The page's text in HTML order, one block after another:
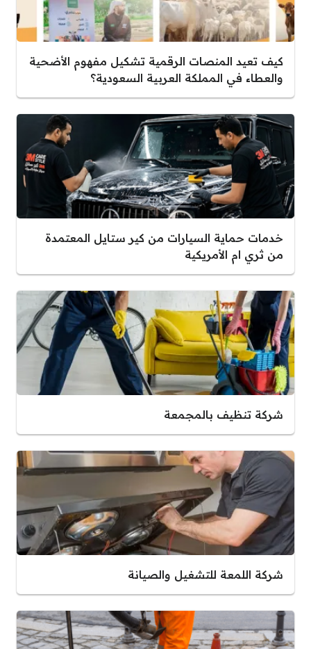
كيف تعيد المنصات الرقمية تشكيل مفهوم الأضحية
والعطاء في المملكة العربية السعودية؟
خدمات حماية السيارات من كير ستايل المعتمدة
من ثري ام الأمريكية
شركة تنظيف بالمجمعة
شركة اللمعة للتشغيل والصيانة